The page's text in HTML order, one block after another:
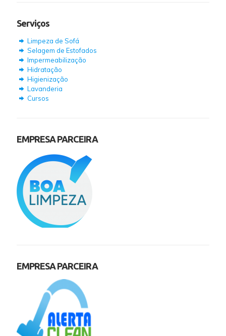
Serviços
Limpeza de Sofá
Selagem de Estofados
Impermeabilização
Hidratação
Higienização
Lavanderia
Cursos
EMPRESA PARCEIRA
EMPRESA PARCEIRA